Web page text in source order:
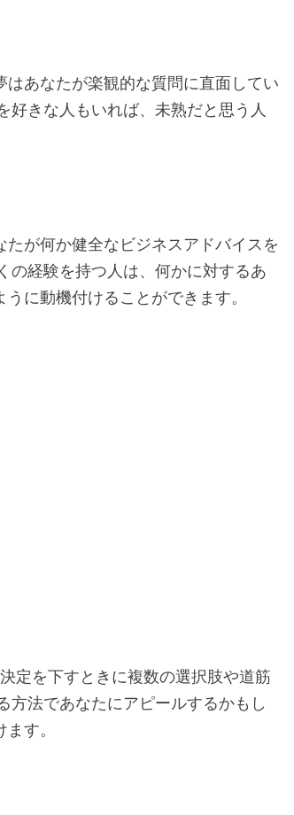
あなたが楽観的な質問に直面してい
好きな人もいれば、未熟だと思う人
が何か健全なビジネスアドバイスを
の経験を持つ人は、何かに対するあ
に動機付けることができます。
定を下すときに複数の選択肢や道筋
方法であなたにアピールするかもし
す。